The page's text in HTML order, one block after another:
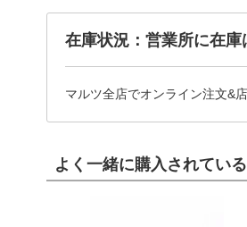
在庫状況：営業所に在庫
マルツ全店でオンライン注文&
よく一緒に購入されてい